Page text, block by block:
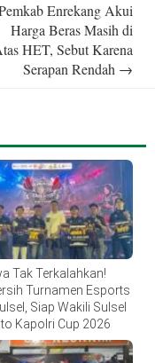
Enrekang Akui
Harga Beras Masih di
HET, Sebut Karena
Serapan Rendah →
Tak Terkalahkan!
Turnamen Esports
Siap Wakili Sulsel
Kapolri Cup 2026